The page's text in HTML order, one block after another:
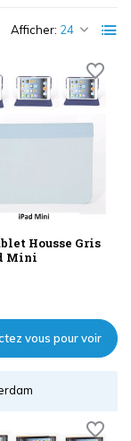
Afficher:
Housse Gris
Mini
vous pour voir